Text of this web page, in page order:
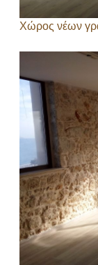
Χώρος νέων